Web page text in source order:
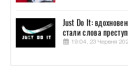
Just Do It:
стали слова
19:04, 23 Червня